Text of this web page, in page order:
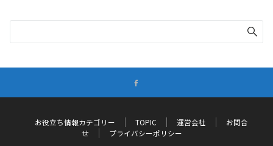
お
立
お役立ち情報カテゴリー TOPIC 運営会社
お問合
せ
プライバシーポリシー